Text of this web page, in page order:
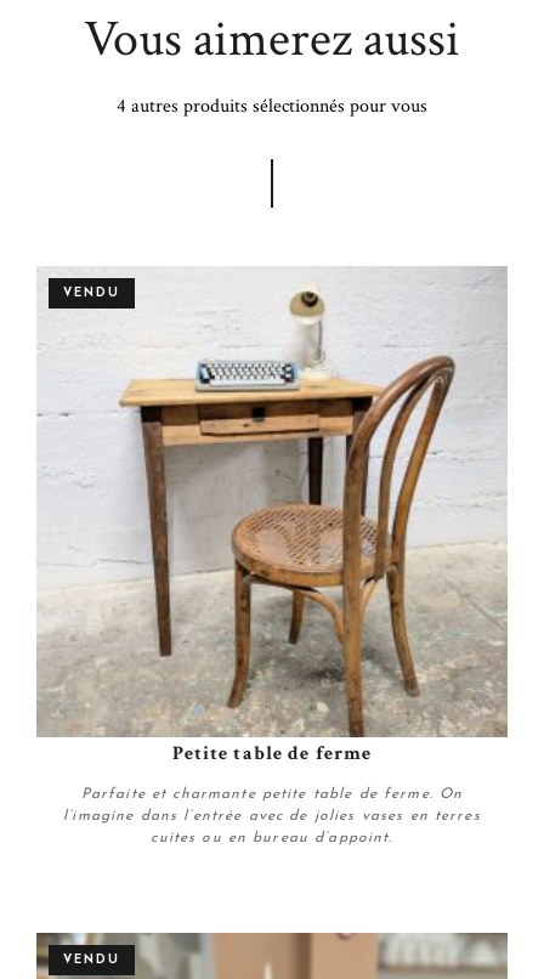
Vous aimerez aussi
4 autres produits sélectionnés pour vous
VENDU
Petite table de ferme
Parfaite et charmante petite table de ferme. On
l’imagine dans l’entrée avec de jolies vases en terres
cuites ou en bureau d’appoint.
VENDU